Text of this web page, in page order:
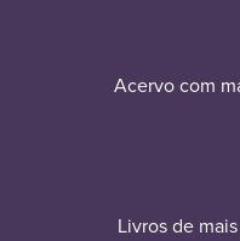
Acervo com
Livros de